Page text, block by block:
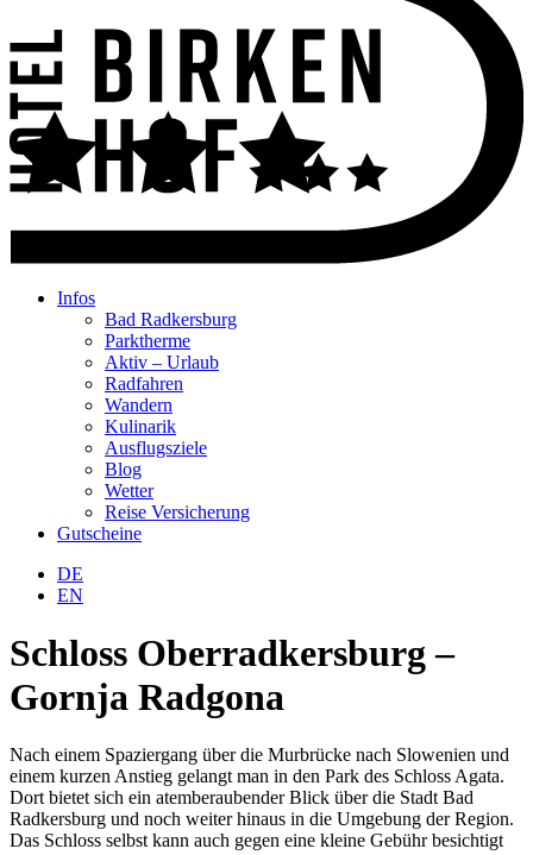
Infos
Bad Radkersburg
Parktherme
Aktiv – Urlaub
Radfahren
Wandern
Kulinarik
Ausflugsziele
Blog
Wetter
Reise Versicherung
Gutscheine
Warenkorb
DE
EN
Schloss Oberradkersburg –
Gornja Radgona
Nach einem Spaziergang über die Murbrücke nach Slowenien und
einem kurzen Anstieg gelangt man in den Park des Schloss Agata.
Dort bietet sich ein atemberaubender Blick über die Stadt Bad
Radkersburg und noch weiter hinaus in die Umgebung der Region.
Das Schloss selbst kann auch gegen eine kleine Gebühr besichtigt